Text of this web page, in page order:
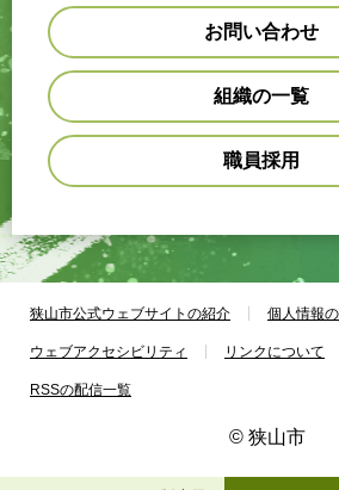
お問い合わせ
組織の一覧
職員採用
狭山市公式ウェブサイトの紹介 個人情報
ウェブアクセシビリティ リンクについて
RSSの配信一覧
© 狭山市